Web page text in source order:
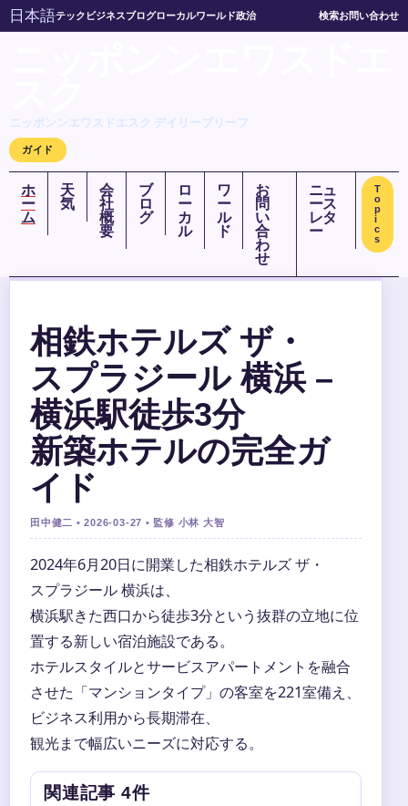
日本語テック ビジネスブログローカルワールド政治 検索お問い合わせ
ニッポンンエワスドエスク デイリーブリーフ
ガイド
ホ
ー
ム
天
気
会
社
概
要
ブ
ロ
グ
ロ
ー
カ
ル
ワ
ー
ル
ド
お
問
い
合
わ
せ
ニュ
ース
レタ
ー
T
o
p
i
c
s
相鉄ホテルズ ザ・
スプラジール 横浜 –
横浜駅徒歩3分
新築ホテルの完全ガ
イド
田中健二 • 2026-03-27 • 監修 小林 大智
2024年6月20日に開業した相鉄ホテルズ ザ・
スプラジール 横浜は、
横浜駅きた西口から徒歩3分という抜群の立地に位
置する新しい宿泊施設である。
ホテルスタイルとサービスアパートメントを融合
させた「マンションタイプ」の客室を221室備え、
ビジネス利用から長期滞在、
観光まで幅広いニーズに対応する。
関連記事 4件